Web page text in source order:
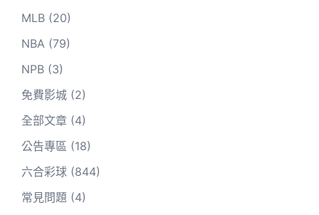
MLB (20)
NBA (79)
NPB (3)
免費影城 (2)
全部文章 (4)
公告專區 (18)
六合彩球 (844)
常見問題 (4)